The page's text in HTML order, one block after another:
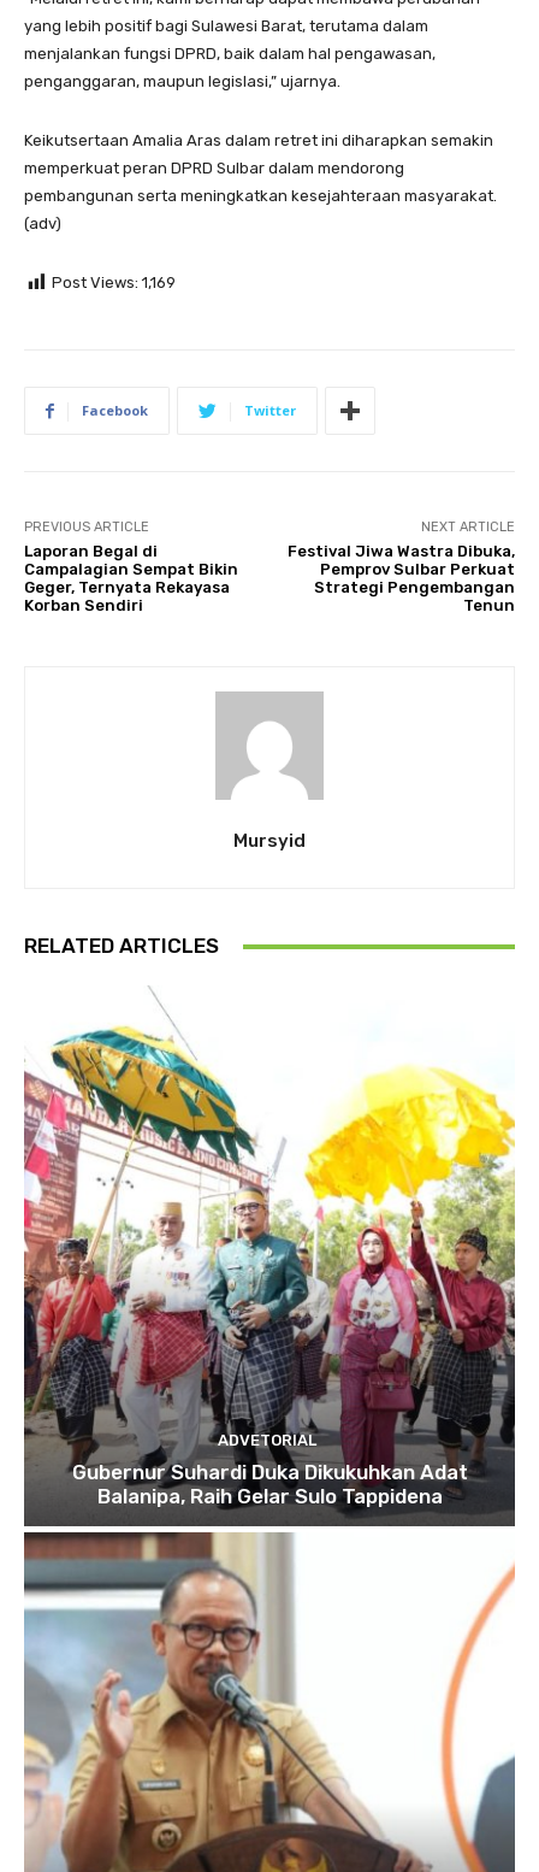
yang lebih positif bagi Sulawesi Barat, terutama dalam
menjalankan fungsi DPRD, baik dalam hal pengawasan,
penganggaran, maupun legislasi,” ujarnya.
Keikutsertaan Amalia Aras dalam retret ini diharapkan semakin
memperkuat peran DPRD Sulbar dalam mendorong
pembangunan serta meningkatkan kesejahteraan masyarakat.
(adv)
Post Views: 1,169
Facebook Twitter
PREVIOUS ARTICLE
Laporan Begal di
Campalagian Sempat Bikin
Geger, Ternyata Rekayasa
Korban Sendiri
NEXT ARTICLE
Festival Jiwa Wastra Dibuka,
Pemprov Sulbar Perkuat
Strategi Pengembangan
Tenun
Mursyid
RELATED ARTICLES
ADVETORIAL
Gubernur Suhardi Duka Dikukuhkan Adat
Balanipa, Raih Gelar Sulo Tappidena